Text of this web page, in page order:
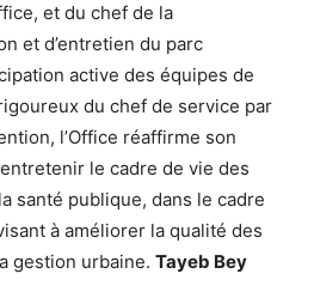
et du chef de la
et d’entretien du parc
active des équipes de
du chef de service par
l’Office réaffirme son
le cadre de vie des
santé publique, dans le cadre
à améliorer la qualité des
gestion urbaine. Tayeb Bey